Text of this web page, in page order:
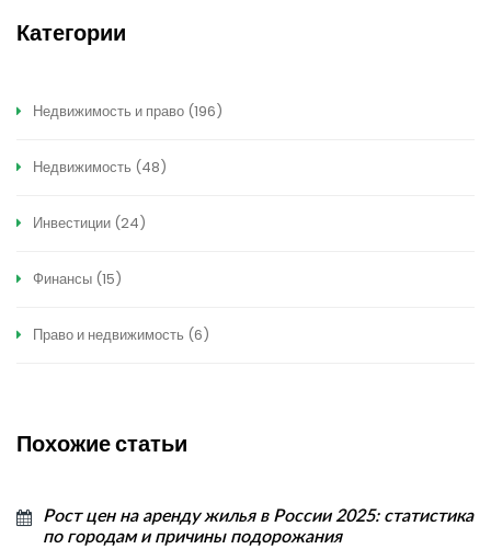
Категории
Недвижимость и право (196)
Недвижимость (48)
Инвестиции (24)
Финансы (15)
Право и недвижимость (6)
Похожие статьи
Рост цен на аренду жилья в России 2025: статистика
по городам и причины подорожания